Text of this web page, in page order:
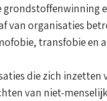
van organisaties
transfobie en
die zich inzetten
van niet-